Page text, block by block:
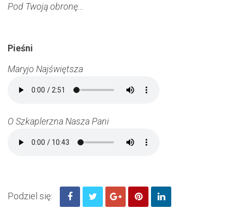
Pod Twoją obronę…
Pieśni
Maryjo Najświętsza
O Szkaplerzna Nasza Pani
Podziel się: